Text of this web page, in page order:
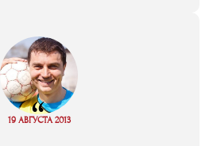
“
19 АВГУСТА 2013
Read